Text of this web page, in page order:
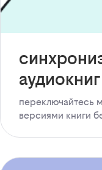
аудиокниг
переключайтесь
версиями книги